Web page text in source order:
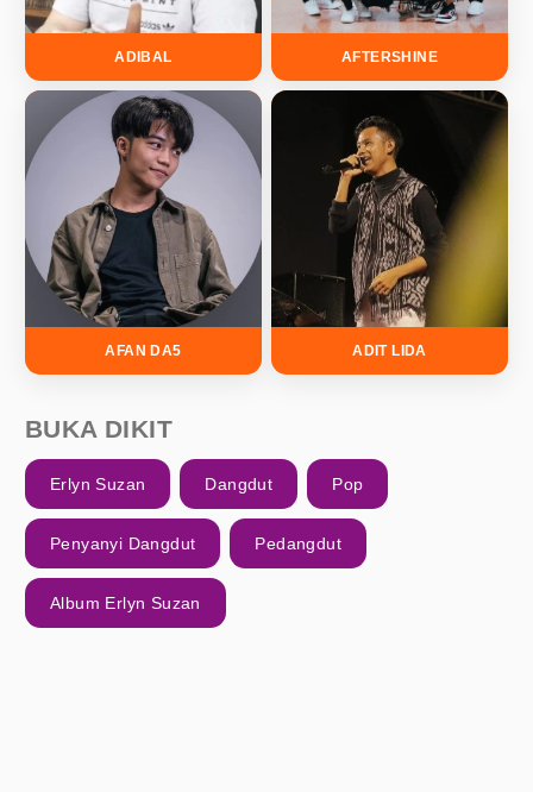
ADIBAL AFTERSHINE
AFAN DA5 ADIT LIDA
BUKA DIKIT
Erlyn Suzan Dangdut Pop
Penyanyi Dangdut Pedangdut
Album Erlyn Suzan